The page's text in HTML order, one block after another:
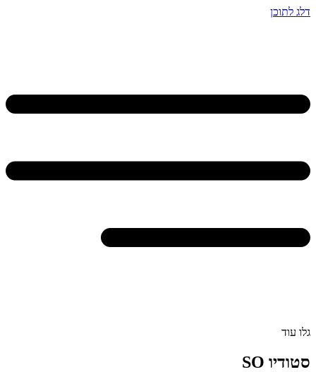
דלג לתוכן
גלו עוד
סטודיו SO